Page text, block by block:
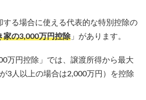
する場合に使える代表的な特別控除の
家の3,000万円控除」があります。
万円控除」では、譲渡所得から最大
3人以上の場合は2,000万円）を控除